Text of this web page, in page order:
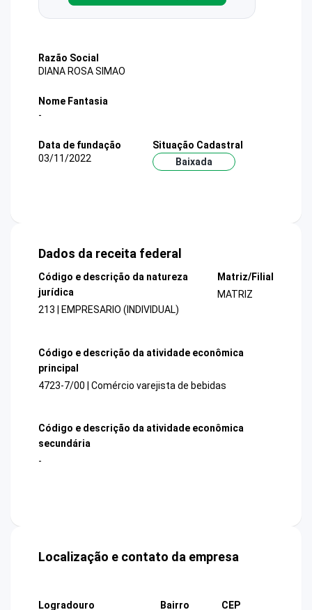
Razão Social
DIANA ROSA SIMAO
Nome Fantasia
-
Data de fundação
03/11/2022
Situação Cadastral
Baixada
Dados da receita federal
Código e descrição da natureza
jurídica
213 | EMPRESARIO (INDIVIDUAL)
Matriz/Filial
MATRIZ
Código e descrição da atividade econômica
principal
4723-7/00 | Comércio varejista de bebidas
Código e descrição da atividade econômica
secundária
-
Localização e contato da empresa
Logradouro
Bairro
CEP